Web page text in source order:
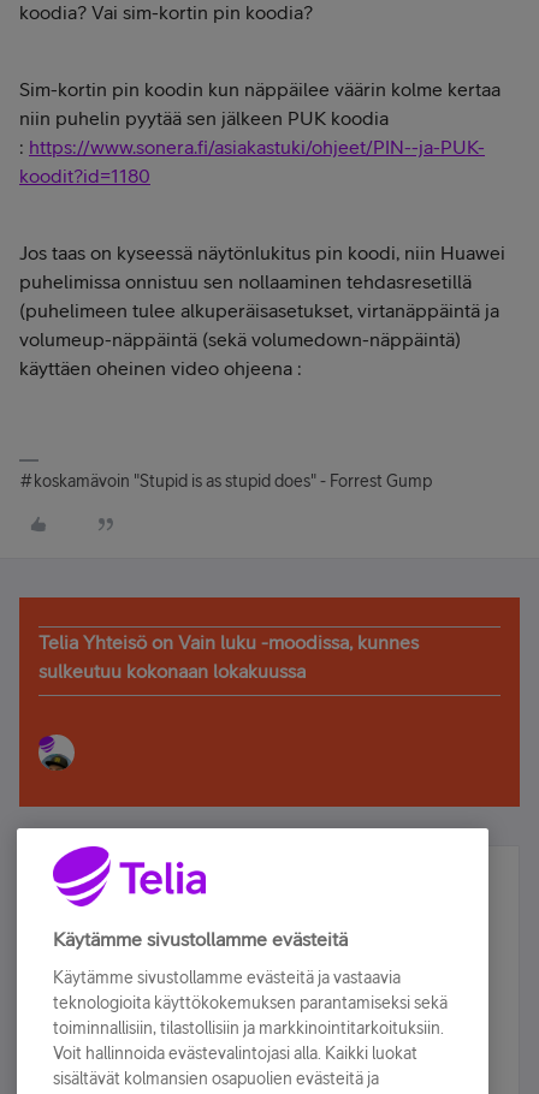
koodia? Vai sim-kortin pin koodia?
Sim-kortin pin koodin kun näppäilee väärin kolme kertaa
niin puhelin pyytää sen jälkeen PUK koodia
: https://www.sonera.fi/asiakastuki/ohjeet/PIN--ja-PUK-
koodit?id=1180
Jos taas on kyseessä näytönlukitus pin koodi, niin Huawei
puhelimissa onnistuu sen nollaaminen tehdasresetillä
(puhelimeen tulee alkuperäisasetukset, virtanäppäintä ja
volumeup-näppäintä (sekä volumedown-näppäintä)
käyttäen oheinen video ohjeena :
#koskamävoin "Stupid is as stupid does" - Forrest Gump
Telia Yhteisö on Vain luku -moodissa, kunnes
sulkeutuu kokonaan lokakuussa
Älä jää paitsi – osallistu ja voita!
Tilaa Telian uutiskirje ja olet mukana arvonnassa.
sähköpostiisi.
Tilaa nyt
Käytämme sivustollamme evästeitä
Käytämme sivustollamme evästeitä ja vastaavia
teknologioita käyttökokemuksen parantamiseksi sekä
toiminnallisiin, tilastollisiin ja markkinointitarkoituksiin.
Voit hallinnoida evästevalintojasi alla. Kaikki luokat
sisältävät kolmansien osapuolien evästeitä ja